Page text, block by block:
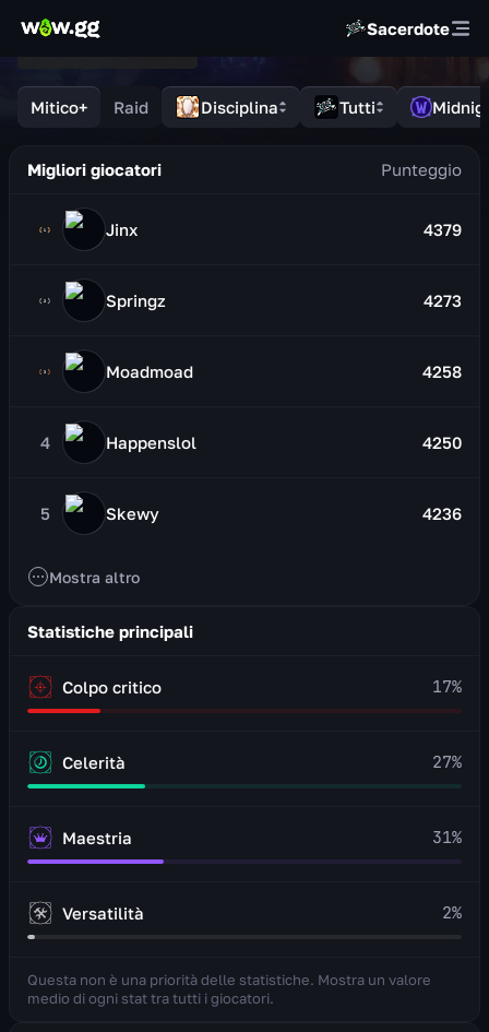
Sacerdote
Mitico+ Raid Disciplina Tutti
Migliori giocatori
Jinx 4379
Springz 4273
Moadmoad 4258
4 Happenslol 4250
5 Skewy 4236
Mostra altro
Statistiche principali
Colpo critico 17%
Celerità 27%
Maestria 31%
Versatilità 2%
Questa non è una priorità delle statistiche. Mostra un valore
medio di ogni stat tra tutti i giocatori.